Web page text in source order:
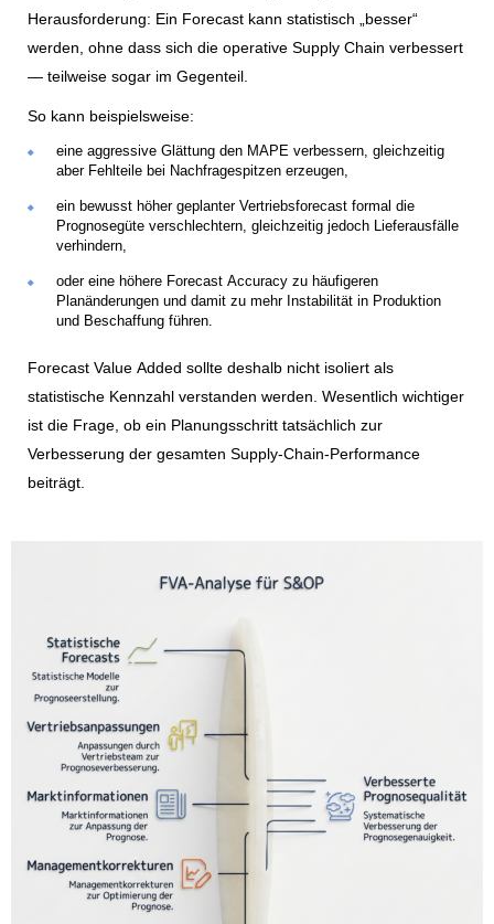
Herausforderung: Ein Forecast kann statistisch „besser“
werden, ohne dass sich die operative Supply Chain verbessert
— teilweise sogar im Gegenteil.
So kann beispielsweise:
eine aggressive Glättung den MAPE verbessern, gleichzeitig
aber Fehlteile bei Nachfragespitzen erzeugen,
ein bewusst höher geplanter Vertriebsforecast formal die
Prognosegüte verschlechtern, gleichzeitig jedoch Lieferausfälle
verhindern,
oder eine höhere Forecast Accuracy zu häufigeren
Planänderungen und damit zu mehr Instabilität in Produktion
und Beschaffung führen.
Forecast Value Added sollte deshalb nicht isoliert als
statistische Kennzahl verstanden werden. Wesentlich wichtiger
ist die Frage, ob ein Planungsschritt tatsächlich zur
Verbesserung der gesamten Supply-Chain-Performance
beiträgt.